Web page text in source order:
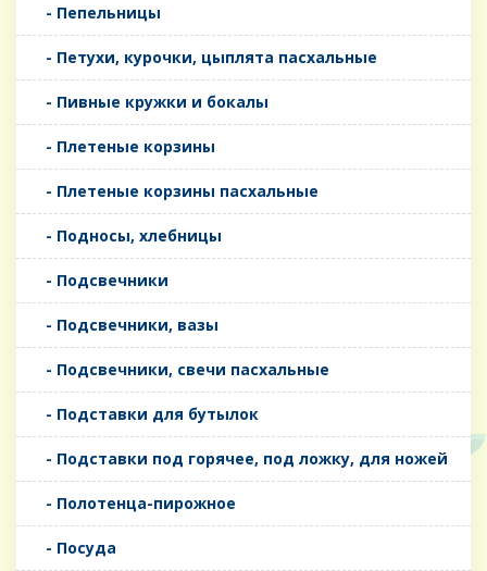
- Пепельницы
- Петухи, курочки, цыплята пасхальные
- Пивные кружки и бокалы
- Плетеные корзины
- Плетеные корзины пасхальные
- Подносы, хлебницы
- Подсвечники
- Подсвечники, вазы
- Подсвечники, свечи пасхальные
- Подставки для бутылок
- Подставки под горячее, под ложку, для ножей
- Полотенца-пирожное
- Посуда